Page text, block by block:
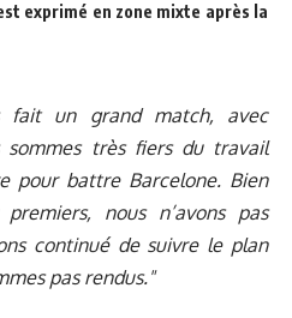
exprimé en zone mixte après la
fait un grand match, avec
sommes très fiers du travail
pour battre Barcelone. Bien
nous n’avons pas
continué de suivre le plan
pas rendus."